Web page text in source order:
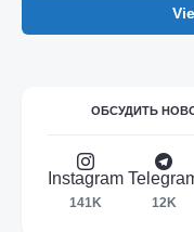
ОБСУДИТЬ
Instagram
141K 12K